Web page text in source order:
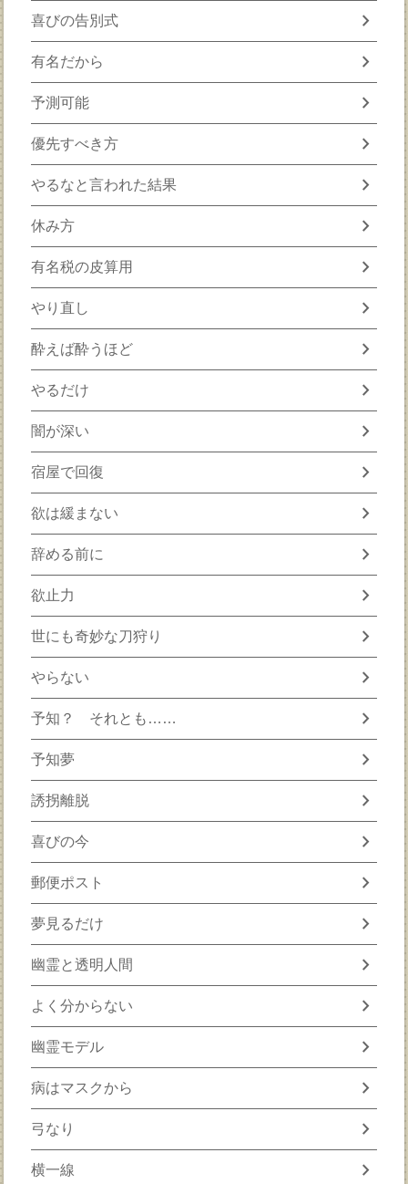
喜びの告別式 chevron_right
有名だから chevron_right
予測可能 chevron_right
優先すべき方 chevron_right
やるなと言われた結果 chevron_right
休み方 chevron_right
有名税の皮算用 chevron_right
やり直し chevron_right
酔えば酔うほど chevron_right
やるだけ chevron_right
闇が深い chevron_right
宿屋で回復 chevron_right
欲は緩まない chevron_right
辞める前に chevron_right
欲止力 chevron_right
世にも奇妙な刀狩り chevron_right
やらない chevron_right
予知？ それとも…… chevron_right
予知夢 chevron_right
誘拐離脱 chevron_right
喜びの今 chevron_right
郵便ポスト chevron_right
夢見るだけ chevron_right
幽霊と透明人間 chevron_right
よく分からない chevron_right
幽霊モデル chevron_right
病はマスクから chevron_right
弓なり chevron_right
横一線 chevron_right